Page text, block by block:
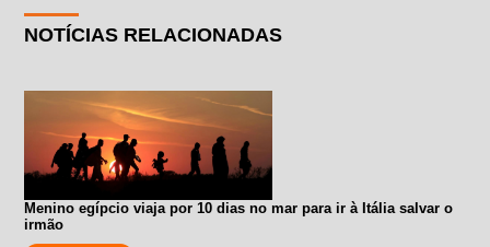
NOTÍCIAS RELACIONADAS
Menino egípcio viaja por 10 dias no mar para ir à Itália salvar o
irmão